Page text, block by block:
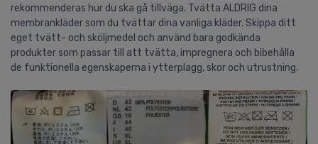
rekommenderas hur du ska gå tillväga. Tvätta ALDRIG dina
membrankläder som du tvättar dina vanliga kläder. Skippa ditt
eget tvätt- och sköljmedel och använd bara godkända
produkter som passar till att tvätta, impregnera och bibehålla
de funktionella egenskaperna i ytterplagg, skor och utrustning.